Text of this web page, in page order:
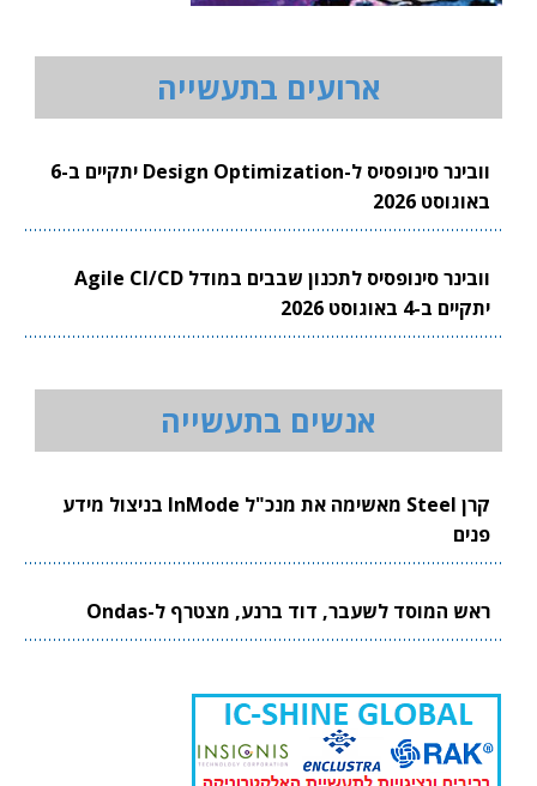
ארועים בתעשייה
וובינר סינופסיס ל-Design Optimization יתקיים ב-6
באוגוסט 2026
וובינר סינופסיס לתכנון שבבים במודל Agile CI/CD
יתקיים ב-4 באוגוסט 2026
אנשים בתעשייה
קרן Steel מאשימה את מנכ"ל InMode בניצול מידע
פנים
ראש המוסד לשעבר, דוד ברנע, מצטרף ל-Ondas